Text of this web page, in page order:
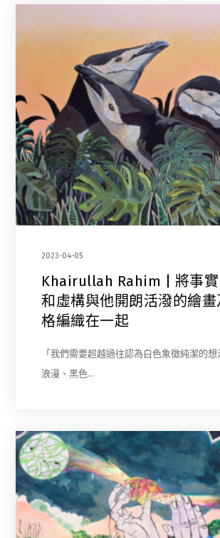
2023-04-05
Khairullah Rahim | 將事實
和虛構與他開朗活潑的繪
格編織在一起
「我們需要超越過往認為白色象徵純潔的
浪漫、黑色…